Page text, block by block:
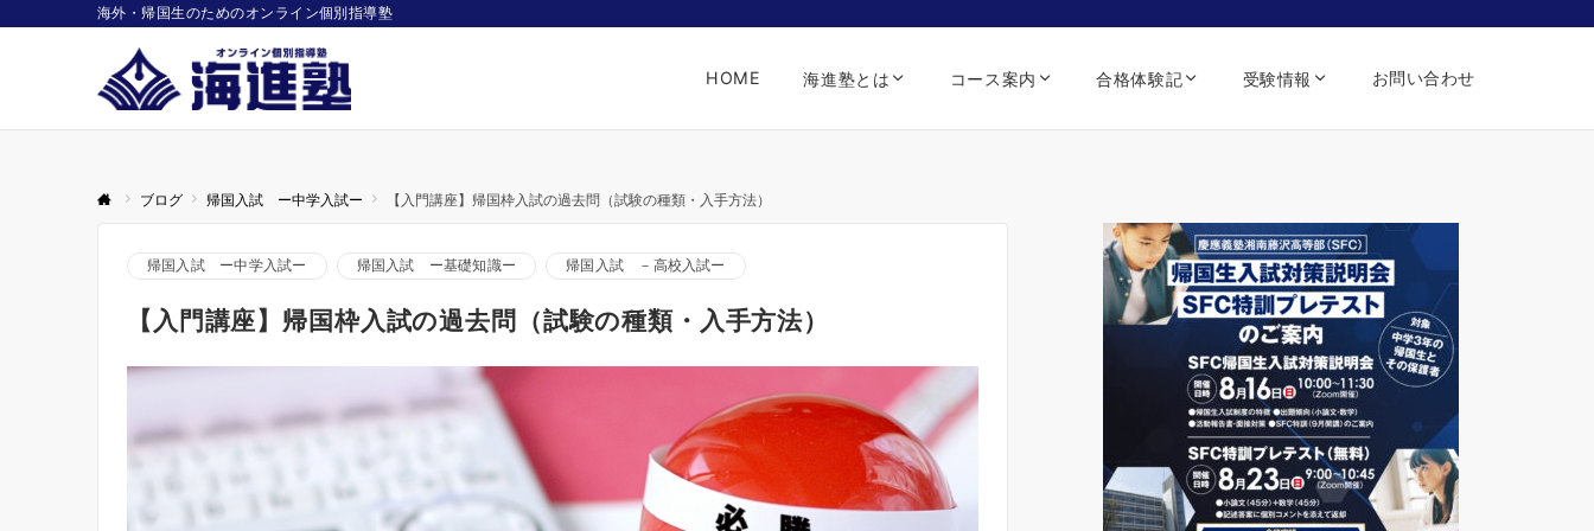
海外・帰国生のためのオンライン個別指導塾
HOME 海進塾とは コース案内 合格体験記 受験情報 お問い合わせ
ブログ 帰国入試 ー中学入試ー 【入門講座】帰国枠入試の過去問（試験の種類・入手方法）
帰国入試 ー中学入試ー 帰国入試 ー基礎知識ー 帰国入試 －高校入試ー
【入門講座】帰国枠入試の過去問（試験の種類・入手方法）